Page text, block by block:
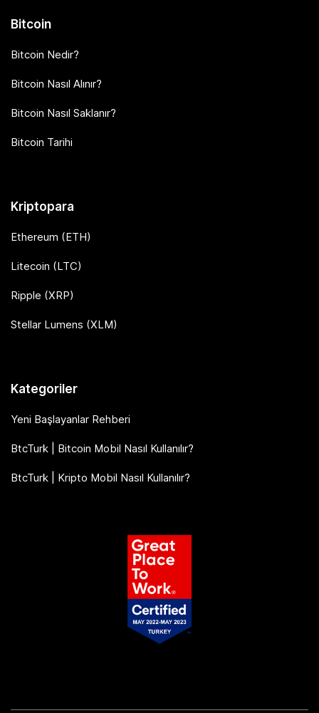
Bitcoin
Bitcoin Nedir?
Bitcoin Nasıl Alınır?
Bitcoin Nasıl Saklanır?
Bitcoin Tarihi
Kriptopara
Ethereum (ETH)
Litecoin (LTC)
Ripple (XRP)
Stellar Lumens (XLM)
Kategoriler
Yeni Başlayanlar Rehberi
BtcTurk | Bitcoin Mobil Nasıl Kullanılır?
BtcTurk | Kripto Mobil Nasıl Kullanılır?